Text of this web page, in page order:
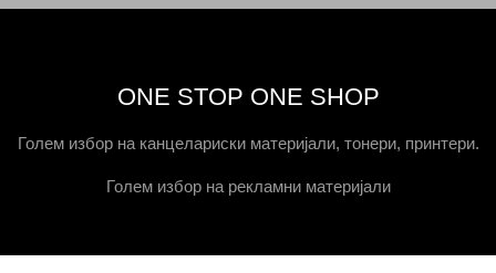
ONE STOP ONE SHOP
Голем избор на канцелариски материјали, тонери, принтери.
Голем избор на рекламни материјали